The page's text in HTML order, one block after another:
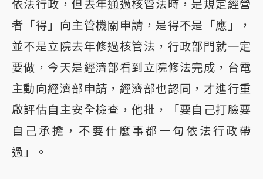
依法行政，但去年通過核管法時，是規定經營
者「得」向主管機關申請，是得不是「應」，
並不是立院去年修過核管法，行政部門就一定
要做，今天是經濟部看到立院修法完成，台電
主動向經濟部申請，經濟部也認同，才進行重
啟評估自主安全檢查，他批，「要自己打臉要
自己承擔，不要什麼事都一句依法行政帶
過」。